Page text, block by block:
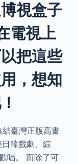
視盒子
電視上
把這些
，想知
臺灣正版高畫
韓戲劇、綜
唱。 而除了可